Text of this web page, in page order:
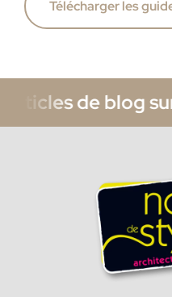
Télécharger les
blog sur